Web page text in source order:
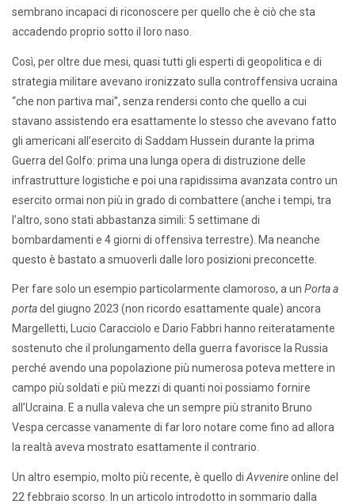
sembrano incapaci di riconoscere per quello che è ciò che sta
accadendo proprio sotto il loro naso.
Così, per oltre due mesi, quasi tutti gli esperti di geopolitica e di
strategia militare avevano ironizzato sulla controffensiva ucraina
“che non partiva mai”, senza rendersi conto che quello a cui
stavano assistendo era esattamente lo stesso che avevano fatto
gli americani all’esercito di Saddam Hussein durante la prima
Guerra del Golfo: prima una lunga opera di distruzione delle
infrastrutture logistiche e poi una rapidissima avanzata contro un
esercito ormai non più in grado di combattere (anche i tempi, tra
l’altro, sono stati abbastanza simili: 5 settimane di
bombardamenti e 4 giorni di offensiva terrestre). Ma neanche
questo è bastato a smuoverli dalle loro posizioni preconcette.
Per fare solo un esempio particolarmente clamoroso, a un Porta a
portadel giugno 2023 (non ricordo esattamente quale) ancora
Margelletti, Lucio Caracciolo e Dario Fabbri hanno reiteratamente
sostenuto che il prolungamento della guerra favorisce la Russia
perché avendo una popolazione più numerosa poteva mettere in
campo più soldati e più mezzi di quanti noi possiamo fornire
all’Ucraina. E a nulla valeva che un sempre più stranito Bruno
Vespa cercasse vanamente di far loro notare come fino ad allora
la realtà aveva mostrato esattamente il contrario.
Un altro esempio, molto più recente, è quello di Avvenireonline del
22 febbraio scorso. In un articolo introdotto in sommario dalla